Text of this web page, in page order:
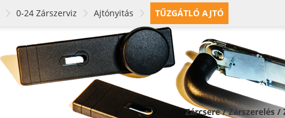
0-24 Zárszerviz Ajtónyitás TŰZGÁTLÓ AJTÓ
Zárcsere / Zárszerelés